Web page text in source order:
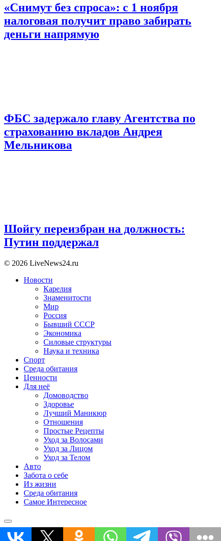
«Снимут без спроса»: с 1 ноября
налоговая получит право забирать
деньги напрямую
ФБС задержало главу Агентства по
страхованию вкладов Андрея
Мельникова
Шойгу переизбран на должность:
Путин поддержал
© 2026 LiveNews24.ru
Новости
Карелия
Знаменитости
Мир
Россия
Бывший СССР
Экономика
Силовые структуры
Наука и техника
Спорт
Среда обитания
Ценности
Для неё
Домоводство
Здоровье
Лучший Маникюр
Отношения
Простые Рецепты
Уход за Волосами
Уход за Лицом
Уход за Телом
Авто
Забота о себе
Из жизни
Среда обитания
Самое Интересное